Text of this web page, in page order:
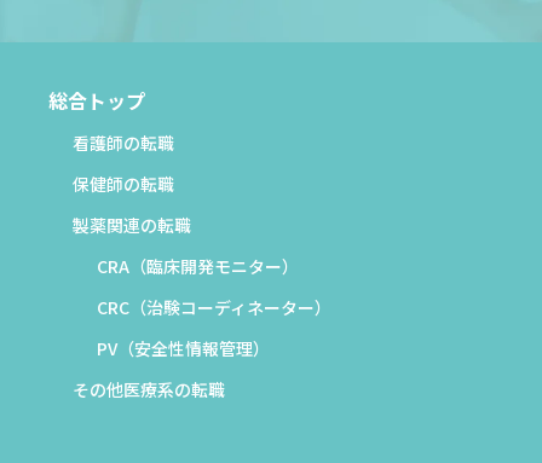
総合トップ
看護師の転職
保健師の転職
製薬関連の転職
CRA（臨床開発モニター）
CRC（治験コーディネーター）
PV（安全性情報管理）
その他医療系の転職